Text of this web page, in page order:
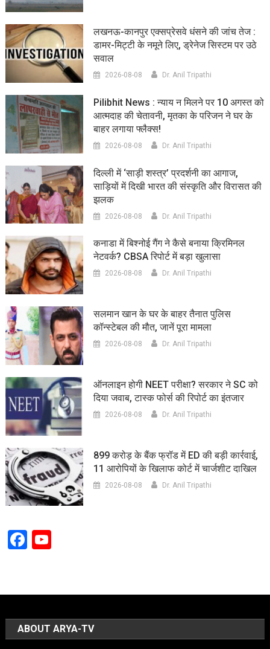
लखनऊ-कानपुर एक्सप्रेसवे धंसने की जांच तेज :
डामर-मिट्टी के नमूने लिए, ड्रेनेज सिस्टम पर उठे
सवाल
2026-08-08 Dr. Anil Tripathi
Pilibhit News : न्याय न मिलने पर 10 अगस्त को
आत्मदाह की चेतावनी, मृतका के परिजन ने घर के
बाहर लगाया फ्लैक्स!
2026-08-08 Dr. Anil Tripathi
दिल्ली में ‘साड़ी शस्त्र’ प्रदर्शनी का आगाज,
साड़ियों में दिखी भारत की संस्कृति और विरासत की
झलक
2026-08-08 Dr. Anil Tripathi
कनाडा में बिश्नोई गैंग ने कैसे बनाया क्रिमिनल
नेटवर्क? CBSA रिपोर्ट में बड़ा खुलासा
2026-08-08 Dr. Anil Tripathi
सलमान खान के घर के बाहर तैनात पुलिस
कॉन्स्टेबल की मौत, जानें पूरा मामला
2026-08-08 Dr. Anil Tripathi
ऑनलाइन होगी NEET परीक्षा? सरकार ने SC को
दिया जवाब, टास्क फोर्स की रिपोर्ट का इंतजार
2026-08-08 Dr. Anil Tripathi
899 करोड़ के बैंक फ्रॉड में ED की बड़ी कार्रवाई,
11 आरोपियों के खिलाफ कोर्ट में चार्जशीट दाखिल
2026-08-08 Dr. Anil Tripathi
Facebook
ABOUT ARYA-TV